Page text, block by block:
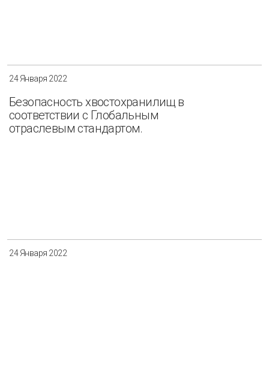
24 Января 2022
Безопасность хвостохранилищ в
соответствии с Глобальным
отраслевым стандартом.
24 Января 2022